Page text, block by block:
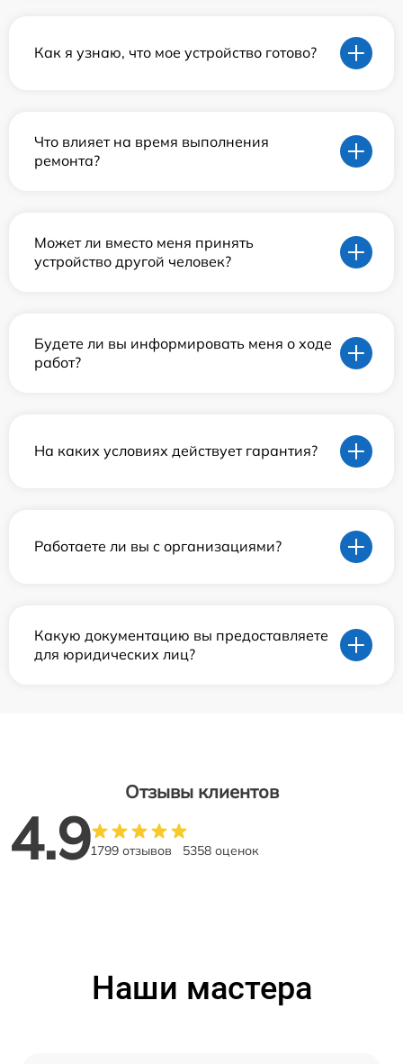
Как я узнаю, что мое устройство готово?
Что влияет на время выполнения
ремонта?
Может ли вместо меня принять
устройство другой человек?
Будете ли вы информировать меня о ходе
работ?
На каких условиях действует гарантия?
Работаете ли вы с организациями?
Какую документацию вы предоставляете
для юридических лиц?
Отзывы клиентов
4.91799 отзывов 5358 оценок
Наши мастера